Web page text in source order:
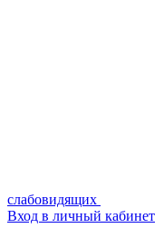
слабовидящих
Вход в личный кабинет